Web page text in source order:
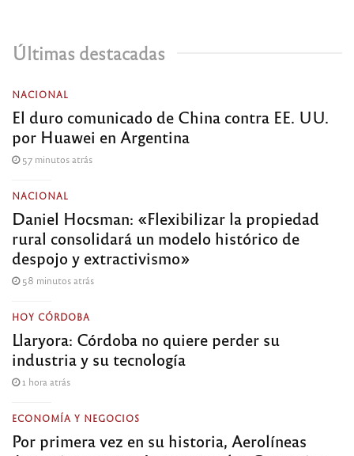
Últimas destacadas
NACIONAL
El duro comunicado de China contra EE. UU.
por Huawei en Argentina
57 minutos atrás
NACIONAL
Daniel Hocsman: «Flexibilizar la propiedad
rural consolidará un modelo histórico de
despojo y extractivismo»
58 minutos atrás
HOY CÓRDOBA
Llaryora: Córdoba no quiere perder su
industria y su tecnología
1 hora atrás
ECONOMÍA Y NEGOCIOS
Por primera vez en su historia, Aerolíneas